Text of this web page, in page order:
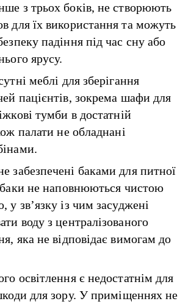
з трьох боків, не створюють
для їх використання та можуть
падіння під час сну або
ярусу.
меблі для зберігання
пацієнтів, зокрема шафи для
тумби в достатній
палати не обладнані
забезпечені баками для питної
баки не наповнюються чистою
зв’язку із чим засуджені
воду з централізованого
яка не відповідає вимогам до
освітлення є недостатнім для
для зору. У приміщеннях не